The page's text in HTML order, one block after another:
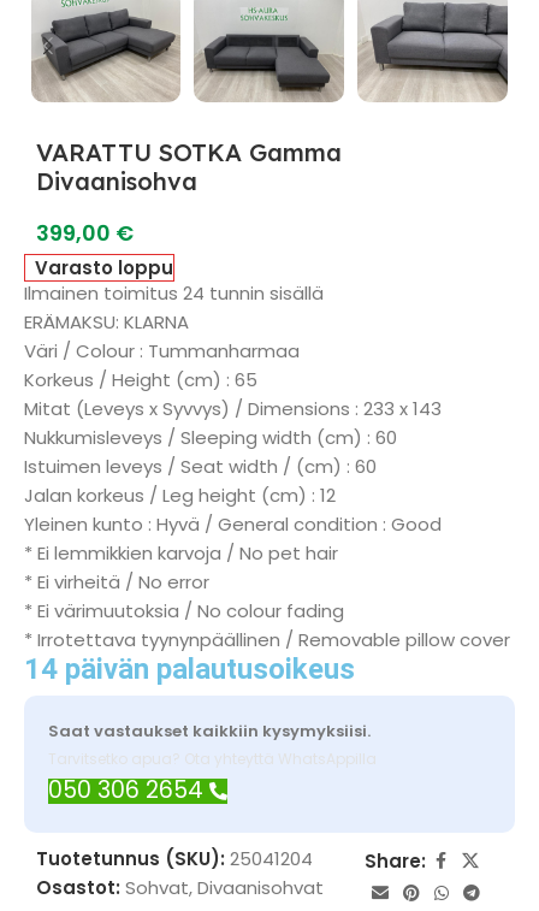
VARATTU SOTKA Gamma
Divaanisohva
399,00 €
Varasto loppu
Ilmainen toimitus 24 tunnin sisällä
ERÄMAKSU: KLARNA
Väri / Colour : Tummanharmaa
Korkeus / Height (cm) : 65
Mitat (Leveys x Syvvys) / Dimensions : 233 x 143
Nukkumisleveys / Sleeping width (cm) : 60
Istuimen leveys / Seat width / (cm) : 60
Jalan korkeus / Leg height (cm) : 12
Yleinen kunto : Hyvä / General condition : Good
* Ei lemmikkien karvoja / No pet hair
* Ei virheitä / No error
* Ei värimuutoksia / No colour fading
* Irrotettava tyynynpäällinen / Removable pillow cover
14 päivän palautusoikeus
Saat vastaukset kaikkiin kysymyksiisi.
Tarvitsetko apua? Ota yhteyttä WhatsAppilla
050 306 2654
Tuotetunnus (SKU): 25041204
Osastot: Sohvat,Divaanisohvat
Share: